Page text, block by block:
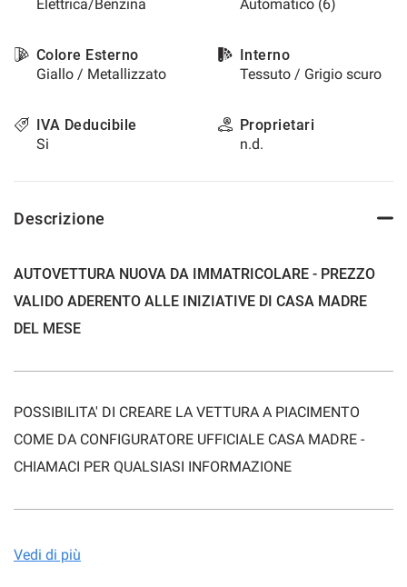
Elettrica/Benzina
Automatico (6)
Colore Esterno
Giallo / Metallizzato
Interno
Tessuto / Grigio scuro
IVA Deducibile
Si
Proprietari
n.d.
Descrizione
AUTOVETTURA NUOVA DA IMMATRICOLARE - PREZZO
VALIDO ADERENTO ALLE INIZIATIVE DI CASA MADRE
DEL MESE
POSSIBILITA' DI CREARE LA VETTURA A PIACIMENTO
COME DA CONFIGURATORE UFFICIALE CASA MADRE -
CHIAMACI PER QUALSIASI INFORMAZIONE
- ALLESTIMENTO STYLE DA 17.820 EURO
Vedi di più
di
tracciamento
alla
cookie
Puoi
e
tue
in
qualsiasi
Cookie delle preferenze